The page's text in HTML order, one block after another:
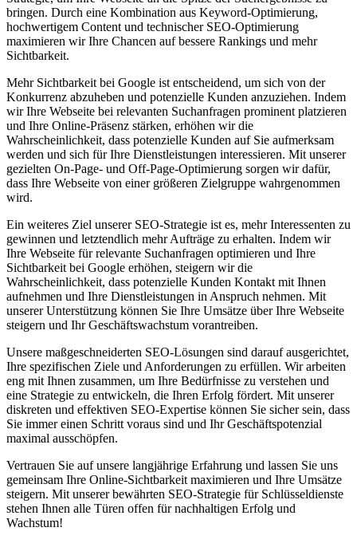
bringen. Durch eine Kombination aus Keyword-Optimierung,
hochwertigem Content und technischer SEO-Optimierung
maximieren wir Ihre Chancen auf bessere Rankings und mehr
Sichtbarkeit.
Mehr Sichtbarkeit bei Google ist entscheidend, um sich von der
Konkurrenz abzuheben und potenzielle Kunden anzuziehen. Indem
wir Ihre Webseite bei relevanten Suchanfragen prominent platzieren
und Ihre Online-Präsenz stärken, erhöhen wir die
Wahrscheinlichkeit, dass potenzielle Kunden auf Sie aufmerksam
werden und sich für Ihre Dienstleistungen interessieren. Mit unserer
gezielten On-Page- und Off-Page-Optimierung sorgen wir dafür,
dass Ihre Webseite von einer größeren Zielgruppe wahrgenommen
wird.
Ein weiteres Ziel unserer SEO-Strategie ist es, mehr Interessenten zu
gewinnen und letztendlich mehr Aufträge zu erhalten. Indem wir
Ihre Webseite für relevante Suchanfragen optimieren und Ihre
Sichtbarkeit bei Google erhöhen, steigern wir die
Wahrscheinlichkeit, dass potenzielle Kunden Kontakt mit Ihnen
aufnehmen und Ihre Dienstleistungen in Anspruch nehmen. Mit
unserer Unterstützung können Sie Ihre Umsätze über Ihre Webseite
steigern und Ihr Geschäftswachstum vorantreiben.
Unsere maßgeschneiderten SEO-Lösungen sind darauf ausgerichtet,
Ihre spezifischen Ziele und Anforderungen zu erfüllen. Wir arbeiten
eng mit Ihnen zusammen, um Ihre Bedürfnisse zu verstehen und
eine Strategie zu entwickeln, die Ihren Erfolg fördert. Mit unserer
diskreten und effektiven SEO-Expertise können Sie sicher sein, dass
Sie immer einen Schritt voraus sind und Ihr Geschäftspotenzial
maximal ausschöpfen.
Vertrauen Sie auf unsere langjährige Erfahrung und lassen Sie uns
gemeinsam Ihre Online-Sichtbarkeit maximieren und Ihre Umsätze
steigern. Mit unserer bewährten SEO-Strategie für Schlüsseldienste
stehen Ihnen alle Türen offen für nachhaltigen Erfolg und
Wachstum!